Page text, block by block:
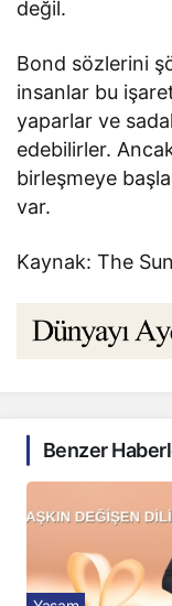
değil.
Bond sözlerini
insanlar bu
yaparlar ve
edebilirler.
birleşmeye
var.
Kaynak: The
Benzer